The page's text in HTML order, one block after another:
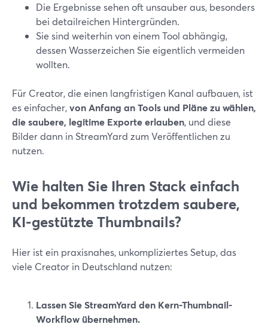
Die Ergebnisse sehen oft unsauber aus, besonders
bei detailreichen Hintergründen.
Sie sind weiterhin von einem Tool abhängig,
dessen Wasserzeichen Sie eigentlich vermeiden
wollten.
Für Creator, die einen langfristigen Kanal aufbauen, ist
es einfacher,von Anfang an Tools und Pläne zu wählen,
die saubere, legitime Exporte erlauben, und diese
Bilder dann in StreamYard zum Veröffentlichen zu
nutzen.
Wie halten Sie Ihren Stack einfach
und bekommen trotzdem saubere,
KI-gestützte Thumbnails?
Hier ist ein praxisnahes, unkompliziertes Setup, das
viele Creator in Deutschland nutzen:
Lassen Sie StreamYard den Kern-Thumbnail-
Workflow übernehmen.